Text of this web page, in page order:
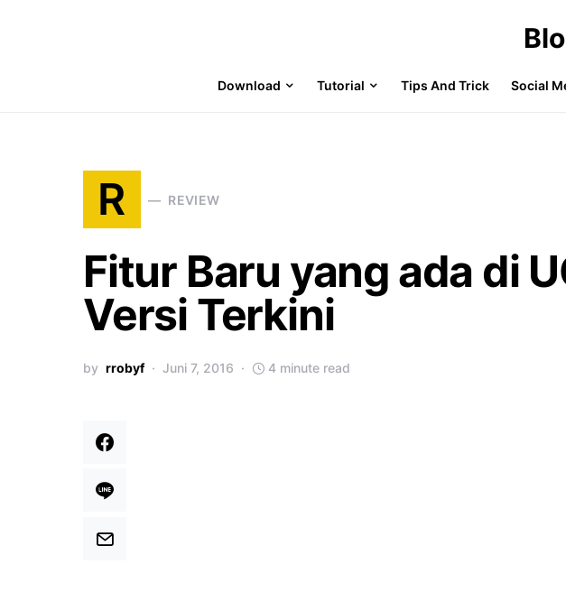
Download Tutorial Tips And Trick Social
R REVIEW
Fitur Baru yang ada di
Versi Terkini
by rrobyf Juni 7, 2016 4 minute read